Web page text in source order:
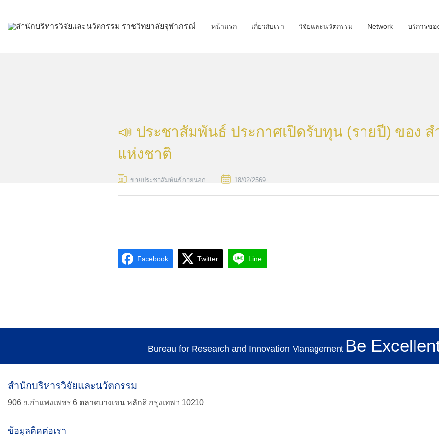
content
หน้าแรก เกี่ยวกับเรา วิจัยและนวัตกรรม Network บริการขอ
📣 ประชาสัมพันธ์ ประกาศเปิดรับทุน (รายปี) ของ ส
แห่งชาติ
ข่ายประชาสัมพันธ์ภายนอก 18/02/2569
Facebook Twitter Line
Bureau for Research and Innovation Management Be
สำนักบริหารวิจัยและนวัตกรรม
906 ถ.กำแพงเพชร 6 ตลาดบางเขน หลักสี่ กรุงเทพฯ 10210
ข้อมูลติดต่อเรา